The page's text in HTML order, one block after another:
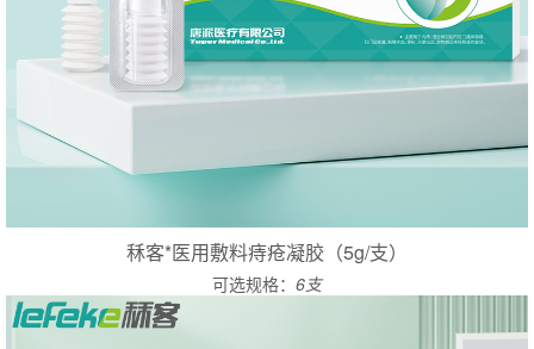
秝客*医用敷料痔疮凝胶（5g/支）
可选规格： 6支